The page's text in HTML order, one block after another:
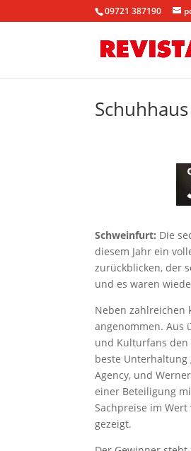
09721 387190
Schweinfurt: Die
diesem Jahr ein
zurückblicken, der
und es waren
Neben
angenommen. Aus
und Kulturfans
beste Unterhaltung
Agency, und Werner
einer Beteiligung
Sachpreise im
gezeigt.